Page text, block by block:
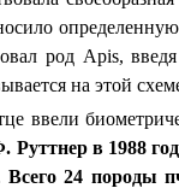
род Аpis,
на этой
ввели
в 1988
Всего 24 породы